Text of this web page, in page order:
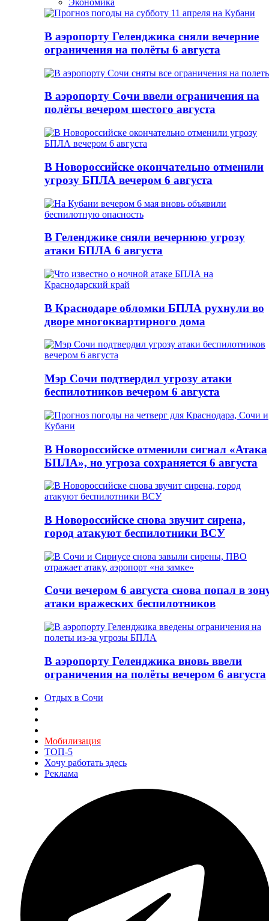
Экономика
В аэропорту Геленджика сняли вечерние
ограничения на полёты 6 августа
В аэропорту Сочи ввели ограничения на
полёты вечером шестого августа
В Новороссийске окончательно отменили
угрозу БПЛА вечером 6 августа
В Геленджике сняли вечернюю угрозу
атаки БПЛА 6 августа
В Краснодаре обломки БПЛА рухнули во
дворе многоквартирного дома
Мэр Сочи подтвердил угрозу атаки
беспилотников вечером 6 августа
В Новороссийске отменили сигнал «Атака
БПЛА», но угроза сохраняется 6 августа
В Новороссийске снова звучит сирена,
город атакуют беспилотники ВСУ
Сочи вечером 6 августа снова попал в
атаки вражеских беспилотников
В аэропорту Геленджика вновь ввели
ограничения на полёты вечером 6 августа
Отдых в Сочи
Мобилизация
ТОП-5
Хочу работать здесь
Реклама